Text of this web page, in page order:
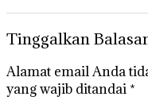
Tinggalkan
Alamat email Anda
yang wajib ditandai *